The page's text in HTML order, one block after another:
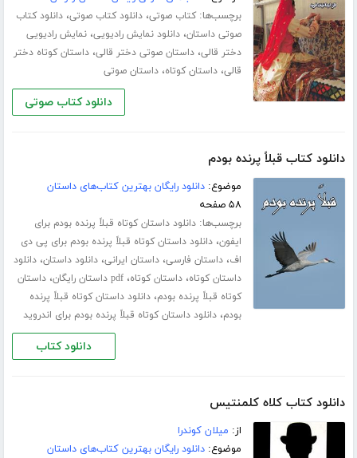
برچسب‌ها:کتاب صوتی،دانلود کتاب صوتی،دانلود کتاب
صوتی داستان،دانلود نمایش رادیویی،نمایش رادیویی
دختر قالی،داستان صوتی دختر قالی،داستان کوتاه دختر
قالی،داستان کوتاه،داستان صوتی
دانلود کتاب صوتی
دانلود کتاب قبلاً پرنده بودم
موضوع:دانلود رایگان بهترین کتاب‌های داستان
۵۸ صفحه
برچسب‌ها:دانلود داستان کوتاه قبلاً پرنده بودم برای
ایفون،دانلود داستان کوتاه قبلاً پرنده بودم برای پی دی
اف،داستان فارسی،داستان ایرانی،دانلود داستان،دانلود
داستان کوتاه،داستان کوتاه،pdf داستان رایگان ،داستان
کوتاه قبلاً پرنده بودم،دانلود داستان کوتاه قبلاً پرنده
بودم،دانلود داستان کوتاه قبلاً پرنده بودم برای اندروید
دانلود کتاب
دانلود کتاب کلاه کلمنتیس
از: میلان کوندرا
موضوع:دانلود رایگان بهترین کتاب‌های داستان